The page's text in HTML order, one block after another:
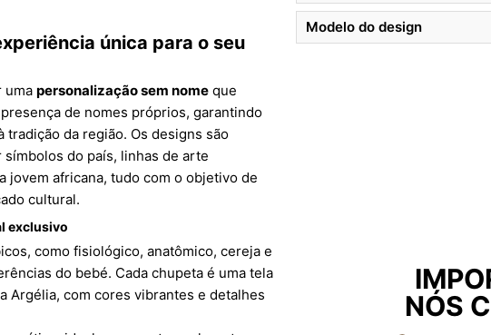
única para o seu
uma personalização sem nome que
de nomes próprios, garantindo
tradição da região. Os designs são
do país, linhas de arte
jovem africana, tudo com o objetivo de
cultural.
exclusivo
como fisiológico, anatômico, cereja e
do bebé. Cada chupeta é uma tela
Argélia, com cores vibrantes e detalhes
Modelo do design
NÓS